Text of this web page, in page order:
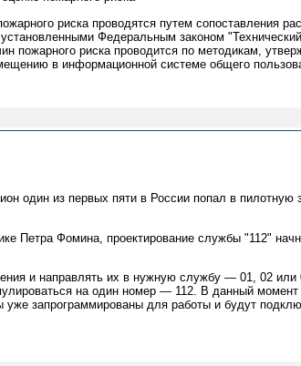
риска проводятся путем сопоставления
Федеральным законом
пожарного риска проводится по методикам,
в информационной системе общего
один из первых пяти в России попал в пилотную
Петра Фомина, проектирование службы "112"
и направлять их в нужную службу — 01, 02
на один номер — 112. В данный момент
запрограммированы для работы и будут